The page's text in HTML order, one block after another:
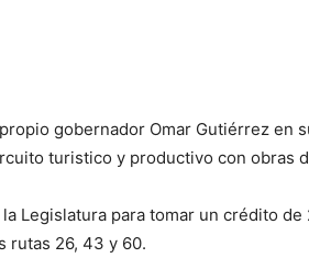
gobernador Omar Gutiérrez en
turistico y productivo con obras
Legislatura para tomar un crédito de
rutas 26, 43 y 60.